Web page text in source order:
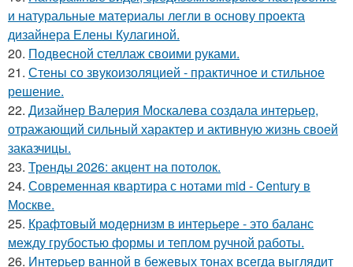
и натуральные материалы легли в основу проекта
дизайнера Елены Кулагиной.
20. Подвесной стеллаж своими руками.
21. Стены со звукоизоляцией - практичное и стильное
решение.
22. Дизайнер Валерия Москалева создала интерьер,
отражающий сильный характер и активную жизнь своей
заказчицы.
23. Тренды 2026: акцент на потолок.
24. Современная квартира с нотами mid - Century в
Москве.
25. Крафтовый модернизм в интерьере - это баланс
между грубостью формы и теплом ручной работы.
26. Интерьер ванной в бежевых тонах всегда выглядит